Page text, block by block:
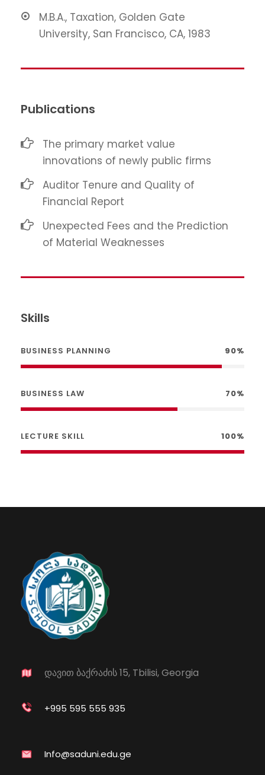
M.B.A., Taxation, Golden Gate
University, San Francisco, CA, 1983
Publications
The primary market value
innovations of newly public firms
Auditor Tenure and Quality of
Financial Report
Unexpected Fees and the Prediction
of Material Weaknesses
Skills
BUSINESS PLANNING 90%
BUSINESS LAW 70%
LECTURE SKILL 100%
დავით ბაქრაძის 15, Tbilisi, Georgia
+995 595 555 935
Info@saduni.edu.ge